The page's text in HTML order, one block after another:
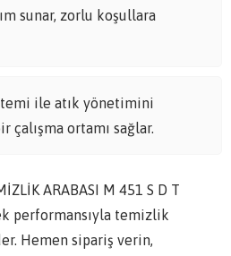
sunar, zorlu koşullara
ile atık yönetimini
çalışma ortamı sağlar.
ARABASI M 451 S D T
performansıyla temizlik
Hemen sipariş verin,